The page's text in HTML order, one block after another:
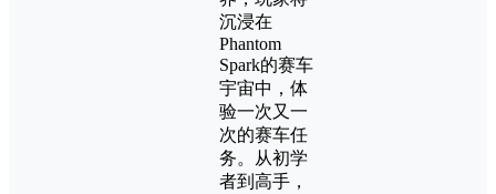
沉浸在
Phantom
Spark的赛车
宇宙中，体
验一次又一
次的赛车任
务。从初学
者到高手，